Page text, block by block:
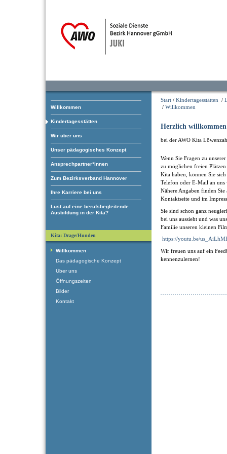
Willkommen
Kindertagesstätten
Wir über uns
Unser pädagogisches Konzept
Ansprechpartner*innen
Zum Bezirksverband Hannover
Ihre Karriere bei uns
Lust auf eine berufsbegleitende
Ausbildung in der Kita?
Start / Kindertagesstätten /
/ Willkommen
Herzlich willkommen
bei der AWO Kita
Wenn Sie Fragen zu
zu möglichen freien
Kita haben, können Sie
Telefon oder E-Mail an uns
Nähere Angaben finden Sie
Kontaktseite und im
Sie sind schon ganz
bei uns aussieht und was
Familie unseren kleinen
https://youtu.be/
Wir freuen uns auf ein
kennenzulernen!
Kita: Drage/Hunden
Willkommen
Das pädagogische Konzept
Über uns
Öffnungszeiten
Bilder
Kontakt